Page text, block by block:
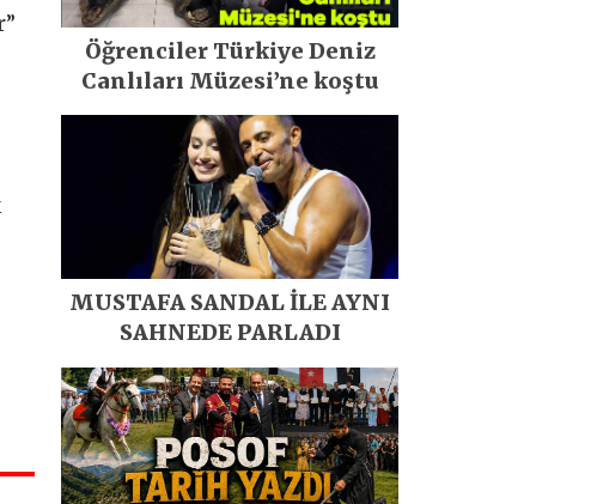
Öğrenciler Türkiye Deniz
Canlıları Müzesi’ne koştu
MUSTAFA SANDAL İLE AYNI
SAHNEDE PARLADI